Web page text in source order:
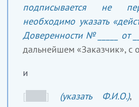
подписывается не
необходимо указать
Доверенности № _____ от
дальнейшем «Заказчик», с
и
[
] (указать Ф.И.О.),